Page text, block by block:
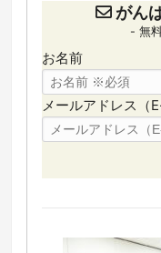
がん
- 無
お名前
メールアドレス（